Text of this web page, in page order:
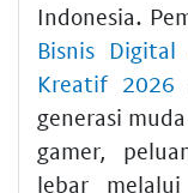
Indonesia.
Bisnis
Kreatif 2026
generasi
gamer,
lebar melalui